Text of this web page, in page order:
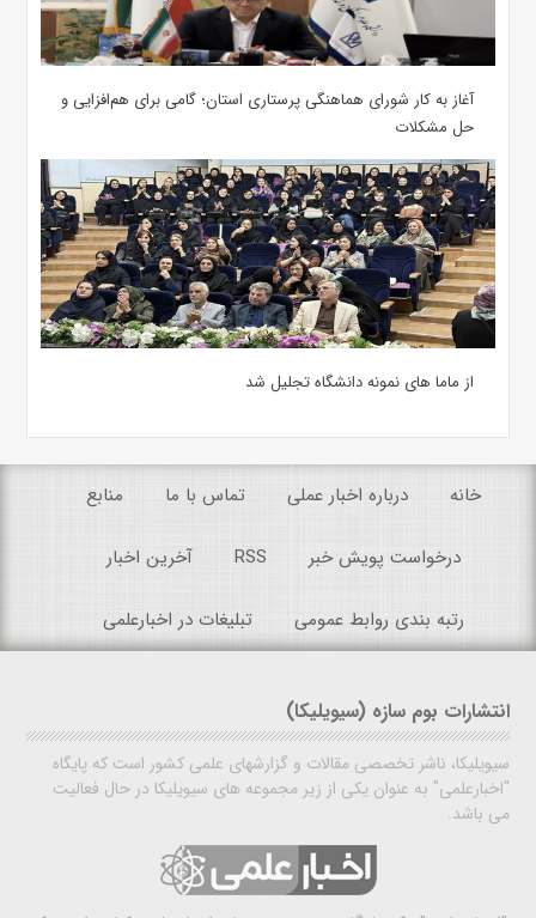
آغاز به کار شورای هماهنگی پرستاری استان؛ گامی برای هم‌افزایی و
حل مشکلات
از ماما های نمونه دانشگاه تجلیل شد
خانه درباره اخبار عملی تماس با ما منابع
درخواست پویش خبر RSS آخرین اخبار
رتبه بندی روابط عمومی تبلیغات در اخبارعلمی
انتشارات بوم سازه (سیویلیکا)
سیویلیکا، ناشر تخصصی مقالات و گزارشهای علمی کشور است که پایگاه
"اخبارعلمی" به عنوان یکی از زیر مجموعه های سیویلیکا در حال فعالیت
می باشد.